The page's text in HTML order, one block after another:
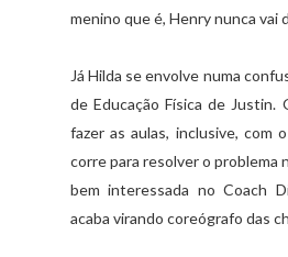
menino que é, Henry nunca vai
Já Hilda se envolve numa
de Educação Física de Justin.
fazer as aulas, inclusive, com
corre para resolver o problema
bem interessada no Coach
acaba virando coreógrafo das